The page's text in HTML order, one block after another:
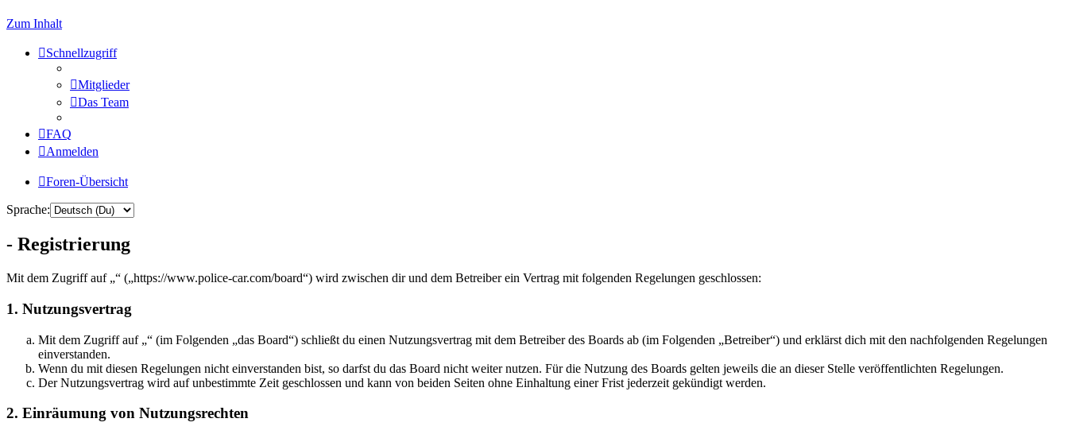
Zum Inhalt
Schnellzugriff
Mitglieder
Das Team
FAQ
Anmelden
Foren-Übersicht
Sprache:
- Registrierung
Mit dem Zugriff auf „“ („https://www.police-car.com/board“) wird zwischen dir und dem Betreiber ein Vertrag mit folgenden Regelungen geschlossen:
1. Nutzungsvertrag
Mit dem Zugriff auf „“ (im Folgenden „das Board“) schließt du einen Nutzungsvertrag mit dem Betreiber des Boards ab (im Folgenden „Betreiber“) und erklärst dich mit den nachfolgenden Regelungen
einverstanden.
Wenn du mit diesen Regelungen nicht einverstanden bist, so darfst du das Board nicht weiter nutzen. Für die Nutzung des Boards gelten jeweils die an dieser Stelle veröffentlichten Regelungen.
Der Nutzungsvertrag wird auf unbestimmte Zeit geschlossen und kann von beiden Seiten ohne Einhaltung einer Frist jederzeit gekündigt werden.
2. Einräumung von Nutzungsrechten